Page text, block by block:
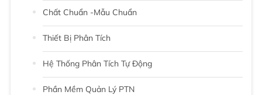
Chất Chuẩn -Mẫu Chuẩn
Thiết Bị Phân Tích
Hệ Thống Phân Tích Tự Động
Phần Mềm Quản Lý PTN